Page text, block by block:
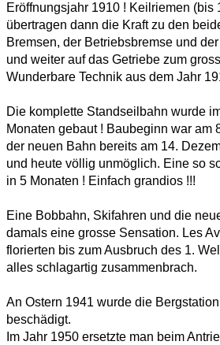
Eröffnungsjahr 1910 ! Keilriemen (bis
übertragen dann die Kraft zu den
Bremsen, der Betriebsbremse und
und weiter auf das Getriebe zum
Wunderbare Technik aus dem Jahr
Die komplette Standseilbahn wurde
Monaten gebaut ! Baubeginn war am
der neuen Bahn bereits am 14.
und heute völlig unmöglich. Eine so
in 5 Monaten ! Einfach grandios !!!
Eine Bobbahn, Skifahren und die
damals eine grosse Sensation. Les
florierten bis zum Ausbruch des 1.
alles schlagartig zusammenbrach.
An Ostern 1941 wurde die
beschädigt.
Im Jahr 1950 ersetzte man beim